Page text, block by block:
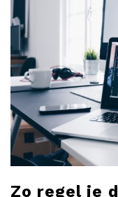
l
o
b
l
o
Zo regel je